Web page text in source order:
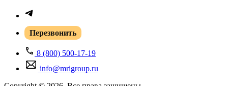
Перезвонить
8 (800) 500-17-19
info@mrigroup.ru